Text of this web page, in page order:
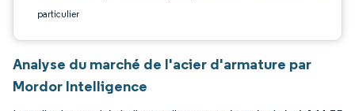
particulier
Analyse du marché de l'acier d'armature par
Mordor Intelligence